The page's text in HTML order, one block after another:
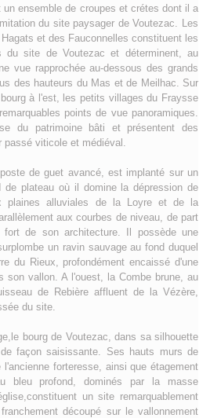
ensemble de croupes et crétes dont il a
du site paysager de Voutezac. Les
et des Fauconnelles constituent les
du site de Voutezac et déterminent, au
vue rapprochée au-dessous des grands
des hauteurs du Mas et de Meilhac. Sur
à l'est, les petits villages du Fraysse
points de vue panoramiques.
du patrimoine bâti et présentent des
viticole et médiéval.
de guet avancé, est implanté sur un
de plateau où il domine la dépression de
plaines alluviales de la Loyre et de la
aux courbes de niveau, de part
de son architecture. Il possède une
un ravin sauvage au fond duquel
du Rieux, profondément encaissé d'une
son vallon. A l'ouest, la Combe brune, au
de Rebière affluent de la Vézère,
du site.
bourg de Voutezac, dans sa silhouette
façon saisissante. Ses hauts murs de
forteresse, ainsi que étagement
bleu profond, dominés par la masse
un site remarquablement
découpé sur le vallonnement